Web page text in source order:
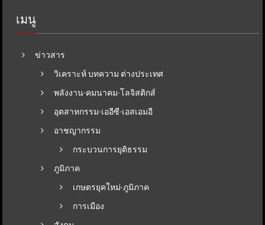
เมนู
ข่าวสาร
วิเคราะห์ บทความ ต่างประเทศ
พลังงาน-คมนาคม-โลจิสติกส์
อุตสาหกรรม-เออีซี-เอสเอมอี
อาชญากรรม
กระบวนการยุติธรรม
ภูมิภาค
เกษตรยุคใหม่-ภูมิภาค
การเมือง